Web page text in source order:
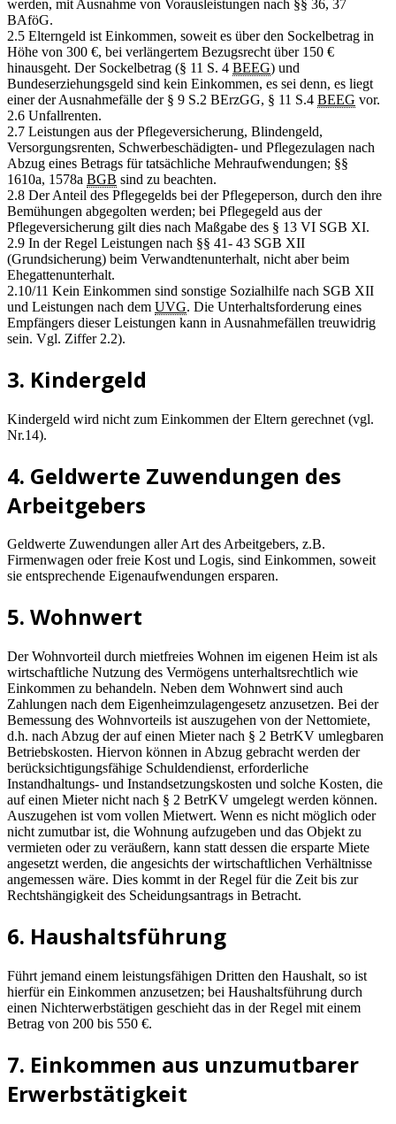
werden, mit Ausnahme von Vorausleistungen nach §§ 36, 37
BAföG.
2.5 Elterngeld ist Einkommen, soweit es über den Sockelbetrag in
Höhe von 300 €, bei verlängertem Bezugsrecht über 150 €
hinausgeht. Der Sockelbetrag (§ 11 S. 4 BEEG) und
Bundeserziehungsgeld sind kein Einkommen, es sei denn, es liegt
einer der Ausnahmefälle der § 9 S.2 BErzGG, § 11 S.4 BEEG vor.
2.6 Unfallrenten.
2.7 Leistungen aus der Pflegeversicherung, Blindengeld,
Versorgungsrenten, Schwerbeschädigten- und Pflegezulagen nach
Abzug eines Betrags für tatsächliche Mehraufwendungen; §§
1610a, 1578a BGB sind zu beachten.
2.8 Der Anteil des Pflegegelds bei der Pflegeperson, durch den ihre
Bemühungen abgegolten werden; bei Pflegegeld aus der
Pflegeversicherung gilt dies nach Maßgabe des § 13 VI SGB XI.
2.9 In der Regel Leistungen nach §§ 41- 43 SGB XII
(Grundsicherung) beim Verwandtenunterhalt, nicht aber beim
Ehegattenunterhalt.
2.10/11 Kein Einkommen sind sonstige Sozialhilfe nach SGB XII
und Leistungen nach dem UVG. Die Unterhaltsforderung eines
Empfängers dieser Leistungen kann in Ausnahmefällen treuwidrig
sein. Vgl. Ziffer 2.2).
3. Kindergeld
Kindergeld wird nicht zum Einkommen der Eltern gerechnet (vgl.
Nr.14).
4. Geldwerte Zuwendungen des
Arbeitgebers
Geldwerte Zuwendungen aller Art des Arbeitgebers, z.B.
Firmenwagen oder freie Kost und Logis, sind Einkommen, soweit
sie entsprechende Eigenaufwendungen ersparen.
5. Wohnwert
Der Wohnvorteil durch mietfreies Wohnen im eigenen Heim ist als
wirtschaftliche Nutzung des Vermögens unterhaltsrechtlich wie
Einkommen zu behandeln. Neben dem Wohnwert sind auch
Zahlungen nach dem Eigenheimzulagengesetz anzusetzen. Bei der
Bemessung des Wohnvorteils ist auszugehen von der Nettomiete,
d.h. nach Abzug der auf einen Mieter nach § 2 BetrKV umlegbaren
Betriebskosten. Hiervon können in Abzug gebracht werden der
berücksichtigungsfähige Schuldendienst, erforderliche
Instandhaltungs- und Instandsetzungskosten und solche Kosten, die
auf einen Mieter nicht nach § 2 BetrKV umgelegt werden können.
Auszugehen ist vom vollen Mietwert. Wenn es nicht möglich oder
nicht zumutbar ist, die Wohnung aufzugeben und das Objekt zu
vermieten oder zu veräußern, kann statt dessen die ersparte Miete
angesetzt werden, die angesichts der wirtschaftlichen Verhältnisse
angemessen wäre. Dies kommt in der Regel für die Zeit bis zur
Rechtshängigkeit des Scheidungsantrags in Betracht.
6. Haushaltsführung
Führt jemand einem leistungsfähigen Dritten den Haushalt, so ist
hierfür ein Einkommen anzusetzen; bei Haushaltsführung durch
einen Nichterwerbstätigen geschieht das in der Regel mit einem
Betrag von 200 bis 550 €.
7. Einkommen aus unzumutbarer
Erwerbstätigkeit